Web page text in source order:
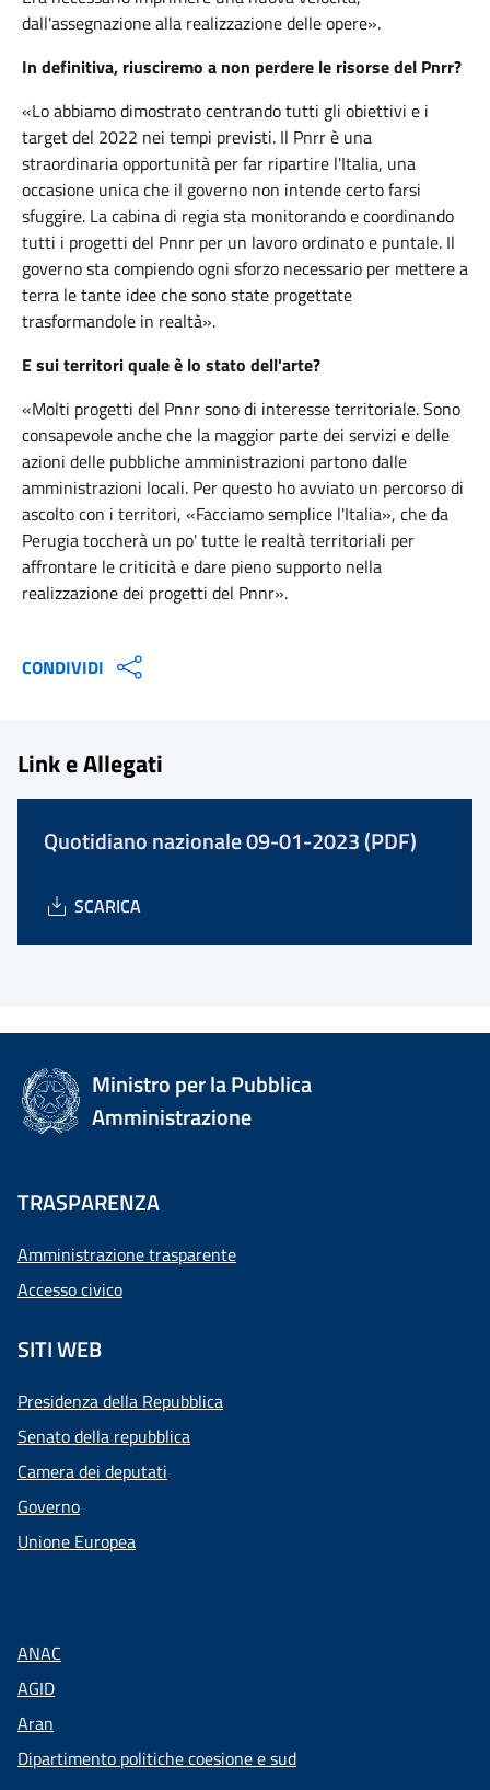
dall'assegnazione alla realizzazione delle opere».
In definitiva, riusciremo a non perdere le risorse del Pnrr?
«Lo abbiamo dimostrato centrando tutti gli obiettivi e i
target del 2022 nei tempi previsti. Il Pnrr è una
straordinaria opportunità per far ripartire l'Italia, una
occasione unica che il governo non intende certo farsi
sfuggire. La cabina di regia sta monitorando e coordinando
tutti i progetti del Pnnr per un lavoro ordinato e puntale. Il
governo sta compiendo ogni sforzo necessario per mettere a
terra le tante idee che sono state progettate
trasformandole in realtà».
E sui territori quale è lo stato dell'arte?
«Molti progetti del Pnnr sono di interesse territoriale. Sono
consapevole anche che la maggior parte dei servizi e delle
azioni delle pubbliche amministrazioni partono dalle
amministrazioni locali. Per questo ho avviato un percorso di
ascolto con i territori, «Facciamo semplice l'Italia», che da
Perugia toccherà un po' tutte le realtà territoriali per
affrontare le criticità e dare pieno supporto nella
realizzazione dei progetti del Pnnr».
CONDIVIDI
Link e Allegati
Quotidiano nazionale 09-01-2023 (PDF)
SCARICA
Ministro per la Pubblica
Amministrazione
TRASPARENZA
Amministrazione trasparente
Accesso civico
SITI WEB
Presidenza della Repubblica
Senato della repubblica
Camera dei deputati
Governo
Unione Europea
ANAC
AGID
Aran
Dipartimento politiche coesione e sud